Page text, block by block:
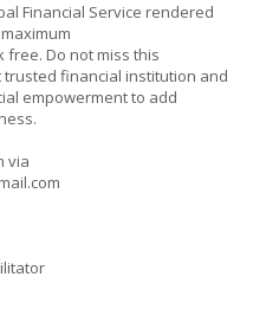
Financial Service rendered
free. Do not miss this
trusted financial institution and
empowerment to add
via